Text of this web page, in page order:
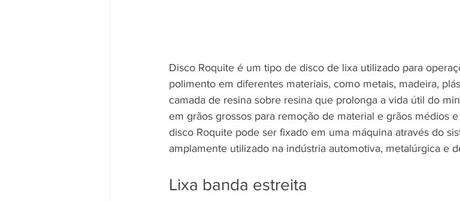
Disco Roquite é um tipo de disco de lixa utilizado para
polimento em diferentes materiais, como metais, madeira,
camada de resina sobre resina que prolonga a vida útil do
em grãos grossos para remoção de material e grãos médios
disco Roquite pode ser fixado em uma máquina através do
amplamente utilizado na indústria automotiva, metalúrgica e
Lixa banda estreita